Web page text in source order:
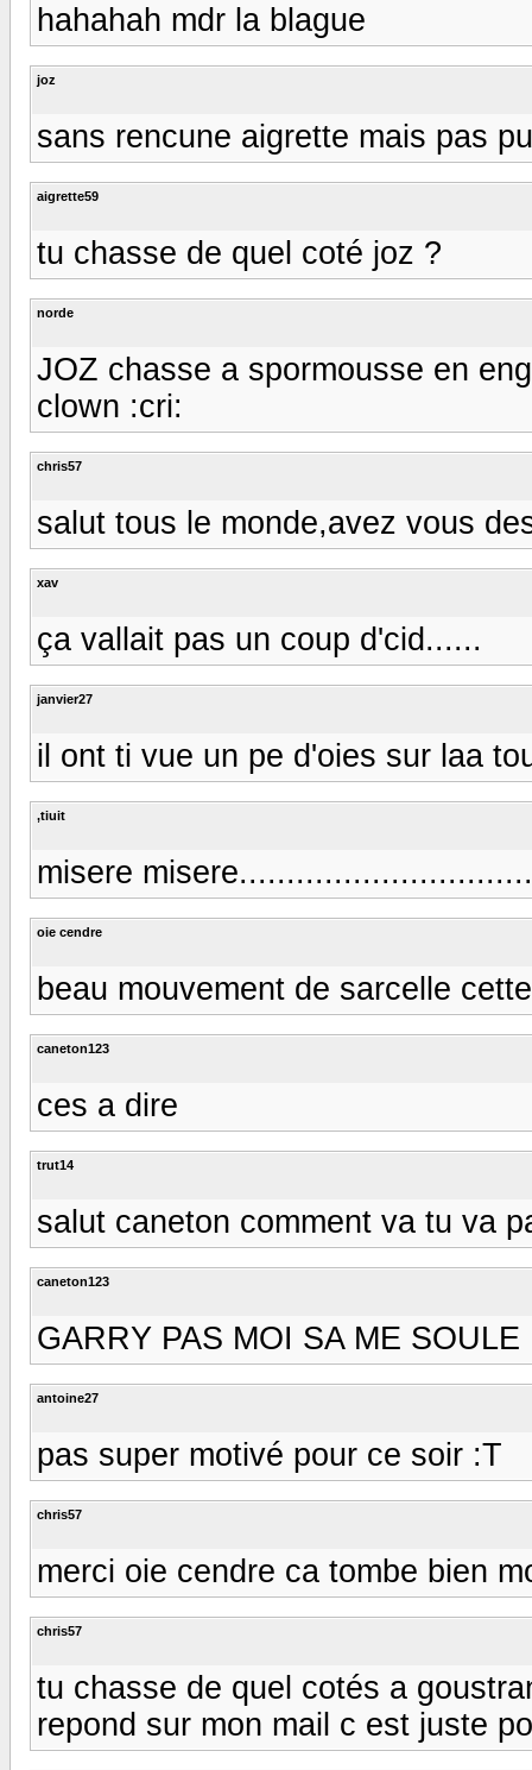
hahahah mdr la blague
joz
sans rencune aigrette mais pas
aigrette59
tu chasse de quel coté joz ?
norde
JOZ chasse a spormousse en
clown :cri:
chris57
salut tous le monde,avez vous
xav
ça vallait pas un coup d'cid......
janvier27
il ont ti vue un pe d'oies sur laa
,tiuit
misere
oie cendre
beau mouvement de sarcelle
caneton123
ces a dire
trut14
salut caneton comment va tu va
caneton123
GARRY PAS MOI SA ME SOULE
antoine27
pas super motivé pour ce soir :T
chris57
merci oie cendre ca tombe bien
chris57
tu chasse de quel cotés a
repond sur mon mail c est juste